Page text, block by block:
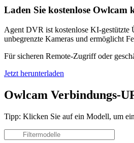
Laden Sie kostenlose
Agent DVR ist kostenlose KI-gestützte
unbegrenzte Kameras und ermöglicht
Für sicheren Remote-Zugriff oder
Jetzt herunterladen
Owlcam Verbindungs-
Tipp: Klicken Sie auf ein Modell, um